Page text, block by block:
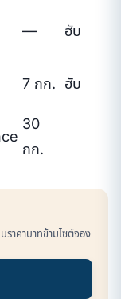
— ฮับ
7 กก. ฮับ
30
กก.
าคาบาทข้ามไซต์จอง